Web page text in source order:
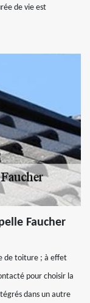
de vie est
Faucher
de toiture ; à effet
pour choisir la
dans un autre